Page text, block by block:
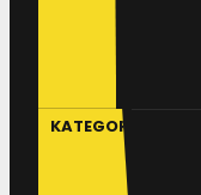
KATEGORIJE